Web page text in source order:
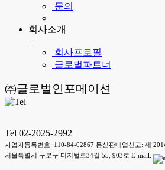
문의
회사소개
+
회사프로필
글로벌파트너
㈜글로벌인포메이션
Tel 02-2025-2992
사업자등록번호: 110-84-02867 통신판매업신고: 제
서울특별시 구로구 디지털로34길 55, 903호 E-mail: